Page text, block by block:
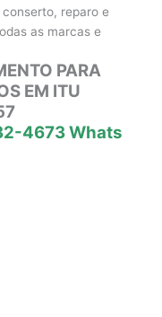
reparo e
as marcas e
PARA
EM ITU
4673 Whats